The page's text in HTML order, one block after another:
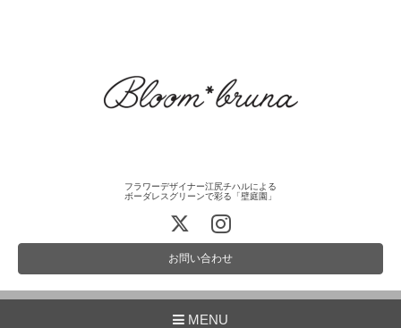
フラワーデザイナー江尻チハルによる
ボーダレスグリーンで彩る「壁庭園」
お問い合わせ
MENU